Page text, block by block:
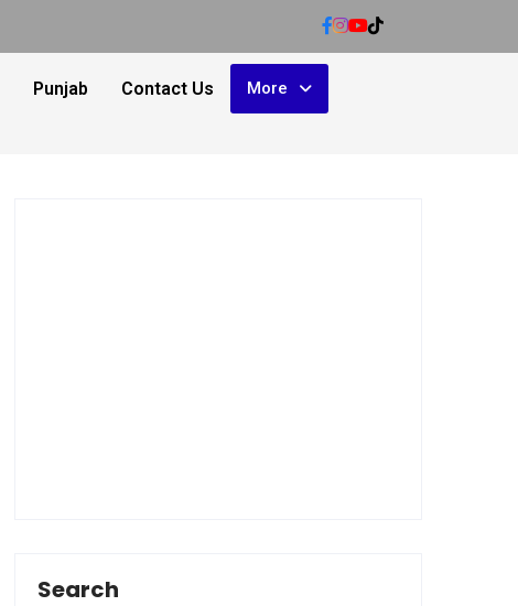
Punjab Contact Us More
Search